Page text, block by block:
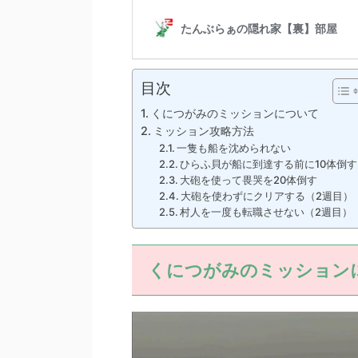
目次
くにつがみのミッションについて
ミッション攻略方法
一隻も船を沈められない
ひらふ貝が船に到達する前に10体倒す
大砲を使って畏哭を20体倒す
大砲を使わずにクリアする（2週目）
村人を一度も転職させない（2週目）
くにつがみのミッション